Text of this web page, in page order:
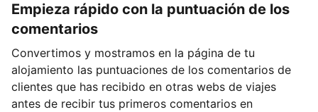
Empieza rápido con la puntuación de los
comentarios
Convertimos y mostramos en la página de tu
alojamiento las puntuaciones de los comentarios de
clientes que has recibido en otras webs de viajes
antes de recibir tus primeros comentarios en